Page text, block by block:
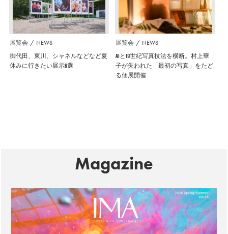
展覧会 NEWS
御代田、東川、シャネルなどなど夏
休みに行きたい展示6選
展覧会 NEWS
AIと19世紀写真技法を横断。村上華
子が失われた「最初の写真」をたど
る個展開催
Magazine